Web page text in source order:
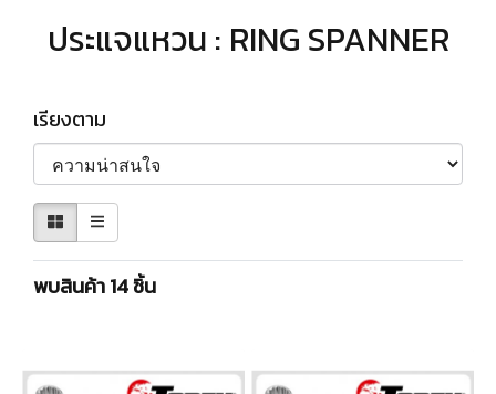
ประแจแหวน : RING SPANNER
เรียงตาม
พบสินค้า 14 ชิ้น